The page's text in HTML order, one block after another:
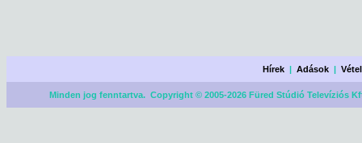
Hírek |Adások |
Minden jog fenntartva. Copyright © 2005-2026 Füred Stúdió Televíziós